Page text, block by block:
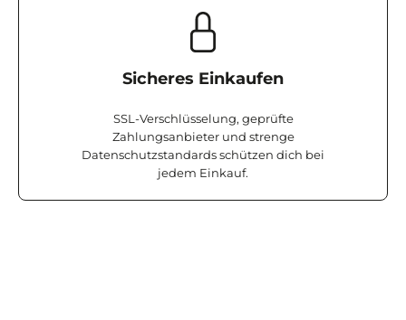
Sicheres Einkaufen
SSL-Verschlüsselung, geprüfte
Zahlungsanbieter und strenge
Datenschutzstandards schützen dich bei
jedem Einkauf.